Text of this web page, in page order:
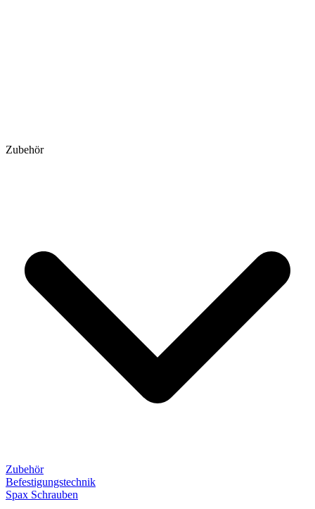
Zubehör
Zubehör
Befestigungstechnik
Spax Schrauben